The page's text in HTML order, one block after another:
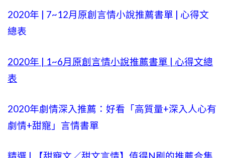
2020年 | 7~12月原創言情小說推薦書單 | 心得文
總表
2020年 | 1~6月原創言情小說推薦書單 | 心得文總
表
2020年劇情深入推薦：好看「高質量+深入人心有
劇情+甜寵」言情書單